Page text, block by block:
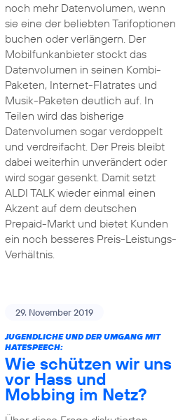
noch mehr Datenvolumen, wenn
sie eine der beliebten Tarifoptionen
buchen oder verlängern. Der
Mobilfunkanbieter stockt das
Datenvolumen in seinen Kombi-
Paketen, Internet-Flatrates und
Musik-Paketen deutlich auf. In
Teilen wird das bisherige
Datenvolumen sogar verdoppelt
und verdreifacht. Der Preis bleibt
dabei weiterhin unverändert oder
wird sogar gesenkt. Damit setzt
ALDI TALK wieder einmal einen
Akzent auf dem deutschen
Prepaid-Markt und bietet Kunden
ein noch besseres Preis-Leistungs-
Verhältnis.
29. November 2019
JUGENDLICHE UND DER UMGANG MIT
HATESPEECH:
Wie schützen wir uns
vor Hass und
Mobbing im Netz?